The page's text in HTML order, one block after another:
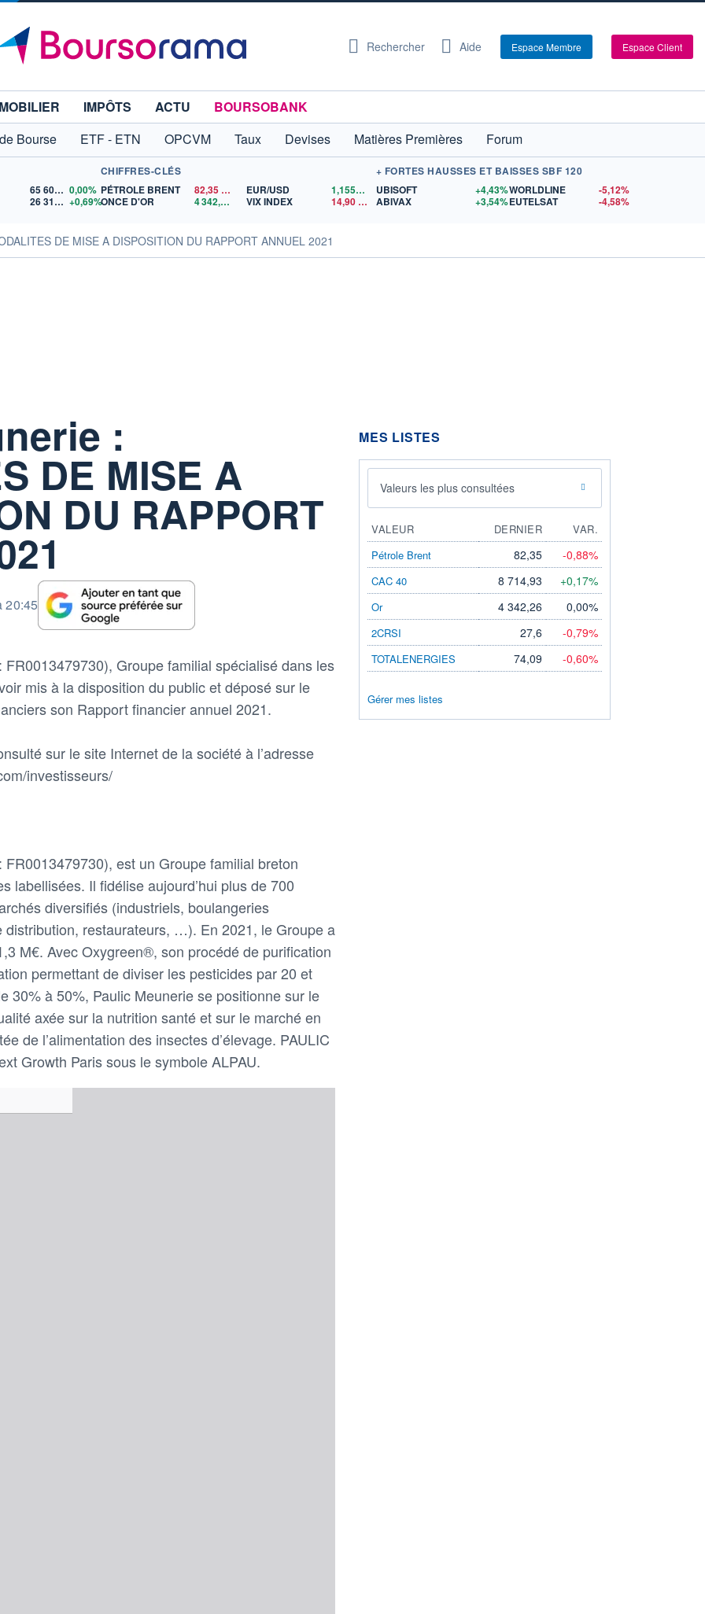
Rechercher Aide Espace Membre Espace Client
IMPÔTS ACTU
BOURSOBANK
Bourse ETF - ETN OPCVM Taux Devises Matières Premières
Forum
65 606,71 0,00%
26 319,45 +0,69%
CHIFFRES-CLÉS
PÉTROLE BRENT
82,35$US
ONCE D'OR
4 342,26 $US
EUR/USD 1,1559$US
VIX INDEX
14,90
+ FORTES HAUSSES ET BAISSES SBF 120
UBISOFT
+4,43%
ABIVAX
+3,54%
WORLDLINE
-5,12%
EUTELSAT
-4,58%
DE MISE A DISPOSITION DU RAPPORT ANNUEL 2021
:
DE MISE A
DU RAPPORT
20:45
Groupe familial spécialisé dans les
mis à la disposition du public et déposé sur le
son Rapport financier annuel 2021.
sur le site Internet de la société à l’adresse
investisseurs/
est un Groupe familial breton
labellisées. Il fidélise aujourd’hui plus de 700
diversifiés (industriels, boulangeries
restaurateurs, …). En 2021, le Groupe a
M€. Avec Oxygreen®, son procédé de purification
permettant de diviser les pesticides par 20 et
30% à 50%, Paulic Meunerie se positionne sur le
axée sur la nutrition santé et sur le marché en
de l’alimentation des insectes d’élevage. PAULIC
Growth Paris sous le symbole ALPAU.
MES LISTES
Valeurs les plus consultées
VALEUR DERNIER
VAR.
Pétrole Brent
82,35 -0,88%
CAC 40 8 714,93 +0,17%
Or 4 342,26 0,00%
2CRSI 27,6 -0,79%
TOTALENERGIES 74,09 -0,60%
Gérer mes listes